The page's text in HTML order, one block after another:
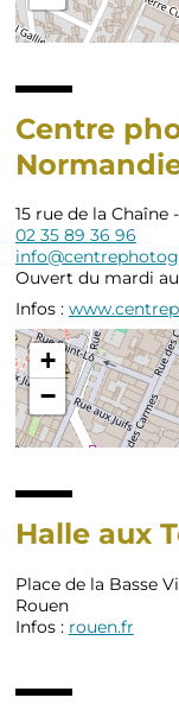
Centre
15 rue de la Chaîne
02 35 89 36 96
Ouvert du mardi au
Infos :
+
−
Halle aux
Place de la Basse
Rouen
Infos : rouen.fr